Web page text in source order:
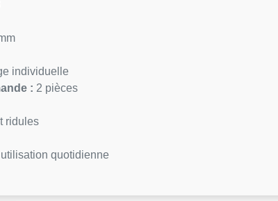
individuelle
: 2 pièces
ridules
quotidienne